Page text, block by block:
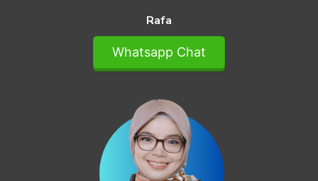
Rafa
Whatsapp Chat